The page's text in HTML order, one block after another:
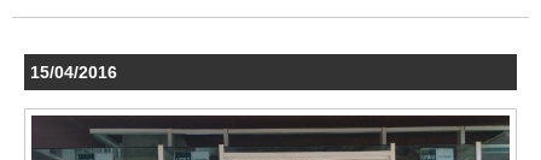
15/04/2016